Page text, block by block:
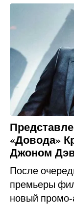
«Довода»
Джоном
После
премьеры
новый промо-